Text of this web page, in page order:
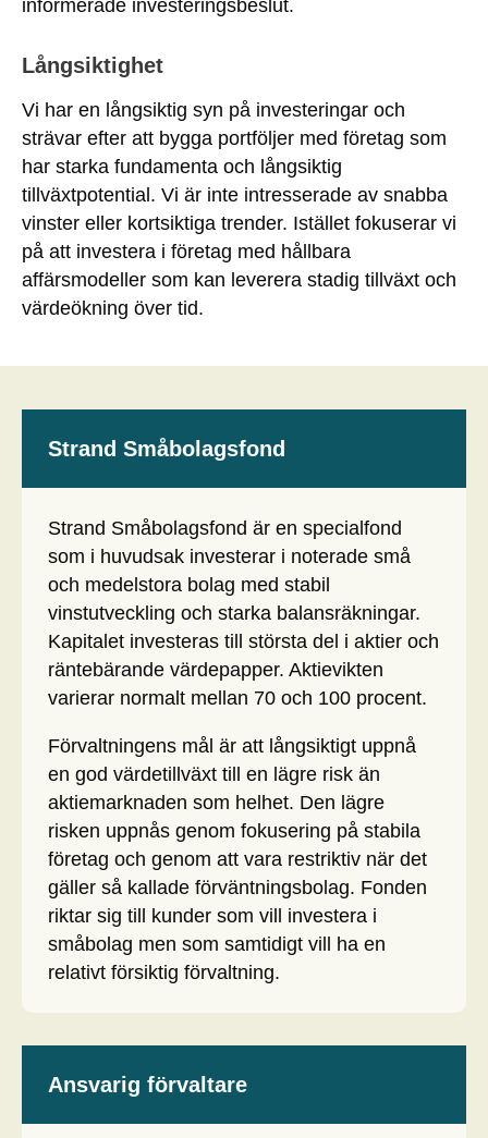
informerade investeringsbeslut.
Långsiktighet
Vi har en långsiktig syn på investeringar och
strävar efter att bygga portföljer med företag som
har starka fundamenta och långsiktig
tillväxtpotential. Vi är inte intresserade av snabba
vinster eller kortsiktiga trender. Istället fokuserar vi
på att investera i företag med hållbara
affärsmodeller som kan leverera stadig tillväxt och
värdeökning över tid.
Strand Småbolagsfond
Strand Småbolagsfond är en specialfond
som i huvudsak investerar i noterade små
och medelstora bolag med stabil
vinstutveckling och starka balansräkningar.
Kapitalet investeras till största del i aktier och
räntebärande värdepapper. Aktievikten
varierar normalt mellan 70 och 100 procent.
Förvaltningens mål är att långsiktigt uppnå
en god värdetillväxt till en lägre risk än
aktiemarknaden som helhet. Den lägre
risken uppnås genom fokusering på stabila
företag och genom att vara restriktiv när det
gäller så kallade förväntningsbolag. Fonden
riktar sig till kunder som vill investera i
småbolag men som samtidigt vill ha en
relativt försiktig förvaltning.
Ansvarig förvaltare